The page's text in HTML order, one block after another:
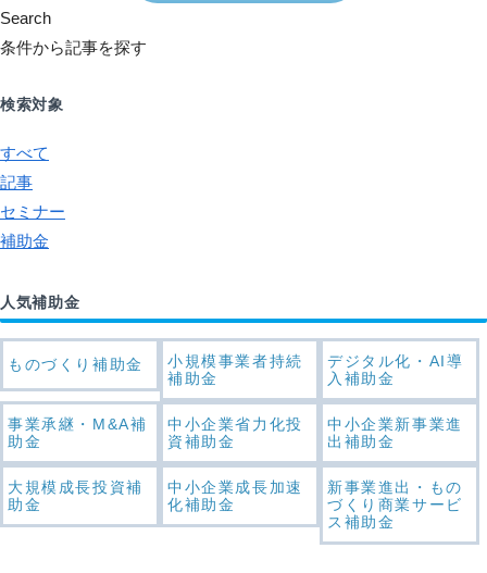
Search
条件から記事を探す
検索対象
すべて
記事
セミナー
補助金
人気補助金
ものづくり補助金
小規模事業者持続
補助金
デジタル化・AI導
入補助金
事業承継・M&A補
助金
中小企業省力化投
資補助金
中小企業新事業進
出補助金
大規模成長投資補
助金
中小企業成長加速
化補助金
新事業進出・もの
づくり商業サービ
ス補助金